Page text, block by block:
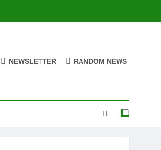
NEWSLETTER RANDOM NEWS